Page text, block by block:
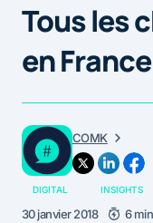
Tous les
en
COMK
DIGITAL INSIGHTS
30 janvier 2018 6